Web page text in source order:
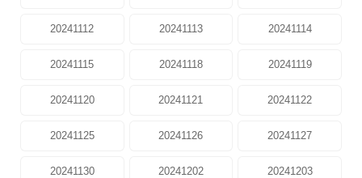
20241112 20241113 20241114
20241115 20241118 20241119
20241120 20241121 20241122
20241125 20241126 20241127
20241130 20241202 20241203